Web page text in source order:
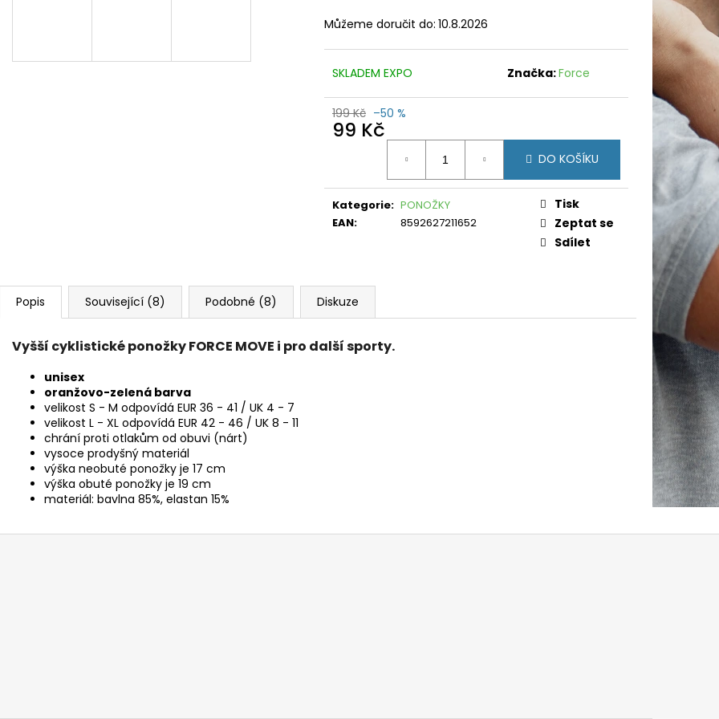
Můžeme doručit do: 10.8.2026
SKLADEM EXPO Značka:Force
199 Kč –50 %
99 Kč
DO KOŠÍKU
Kategorie: PONOŽKY
EAN: 8592627211652
Tisk
Zeptat se
Sdílet
Popis Související (8) Podobné (8) Diskuze
Vyšší cyklistické ponožky FORCE MOVE i pro další sporty.
unisex
oranžovo-zelená barva
velikost S - M odpovídá EUR 36 - 41 / UK 4 - 7
velikost L - XL odpovídá EUR 42 - 46 / UK 8 - 11
chrání proti otlakům od obuvi (nárt)
vysoce prodyšný materiál
výška neobuté ponožky je 17 cm
výška obuté ponožky je 19 cm
materiál: bavlna 85%, elastan 15%